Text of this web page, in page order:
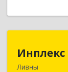
Инплекс
Ливны